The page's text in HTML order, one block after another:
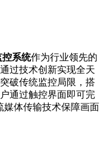
控系统作为行业领先的
过技术创新实现全天
破传统监控局限，搭
通过触控界面即可完
媒体传输技术保障画面